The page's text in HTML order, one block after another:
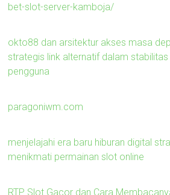
bet-slot-server-kamboja/
okto88 dan arsitektur akses masa
strategis link alternatif dalam
pengguna
paragoniwm.com
menjelajahi era baru hiburan digital
menikmati permainan slot online
RTP Slot Gacor dan Cara